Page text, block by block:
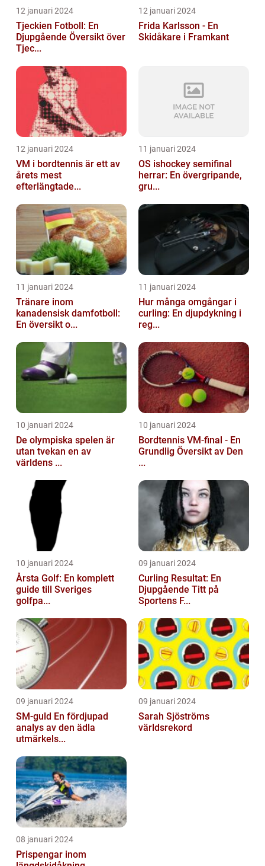
12 januari 2024
Tjeckien Fotboll: En
Djupgående Översikt över
Tjec...
12 januari 2024
Frida Karlsson - En
Skidåkare i Framkant
12 januari 2024
VM i bordtennis är ett av
årets mest
efterlängtade...
11 januari 2024
OS ishockey semifinal
herrar: En övergripande,
gru...
11 januari 2024
Tränare inom
kanadensisk damfotboll:
En översikt o...
11 januari 2024
Hur många omgångar i
curling: En djupdykning i
reg...
10 januari 2024
De olympiska spelen är
utan tvekan en av
världens ...
10 januari 2024
Bordtennis VM-final - En
Grundlig Översikt av Den
...
10 januari 2024
Årsta Golf: En komplett
guide till Sveriges
golfpa...
09 januari 2024
Curling Resultat: En
Djupgående Titt på
Sportens F...
09 januari 2024
SM-guld En fördjupad
analys av den ädla
utmärkels...
09 januari 2024
Sarah Sjöströms
världsrekord
08 januari 2024
Prispengar inom